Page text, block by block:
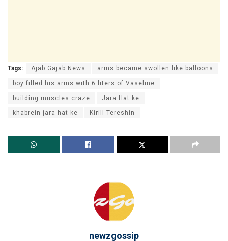
Tags: Ajab Gajab News arms became swollen like balloons
boy filled his arms with 6 liters of Vaseline
building muscles craze Jara Hat ke
khabrein jara hat ke Kirill Tereshin
newzgossip